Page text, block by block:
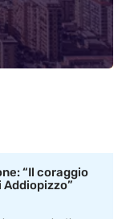
“Il coraggio